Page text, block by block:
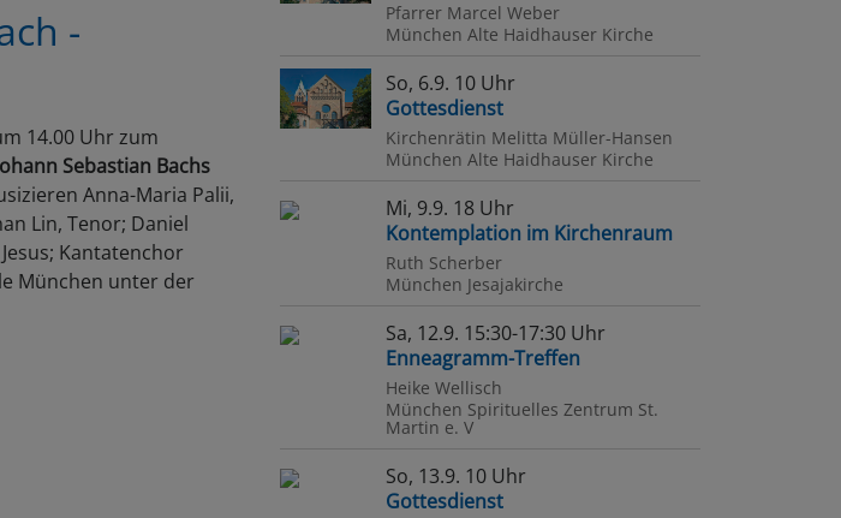
-
14.00 Uhr zum
Sebastian Bachs
Anna-Maria Palii,
Lin, Tenor; Daniel
Kantatenchor
München unter der
Pfarrer Marcel Weber
München Alte Haidhauser Kirche
So, 6.9. 10 Uhr
Gottesdienst
Kirchenrätin Melitta Müller-Hansen
München Alte Haidhauser Kirche
Mi, 9.9. 18 Uhr
Kontemplation im Kirchenraum
Ruth Scherber
München Jesajakirche
Sa, 12.9. 15:30-17:30 Uhr
Enneagramm-Treffen
Heike Wellisch
München Spirituelles Zentrum St.
Martin e. V
So, 13.9. 10 Uhr
Gottesdienst